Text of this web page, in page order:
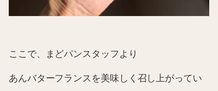
ここで、まどパンスタッフより
あんバターフランスを美味しく召し上がってい